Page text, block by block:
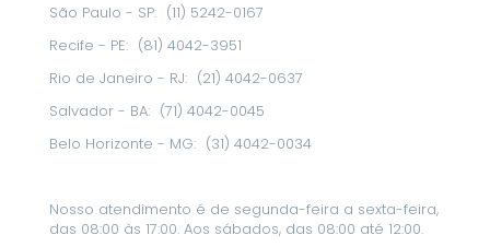
São Paulo - SP: (11) 5242-0167
Recife - PE: (81) 4042-3951
Rio de Janeiro - RJ: (21) 4042-0637
Salvador - BA: (71) 4042-0045
Belo Horizonte - MG: (31) 4042-0034
Nosso atendimento é de segunda-feira a sexta-feira,
das 08:00 às 17:00. Aos sábados, das 08:00 até 12:00.